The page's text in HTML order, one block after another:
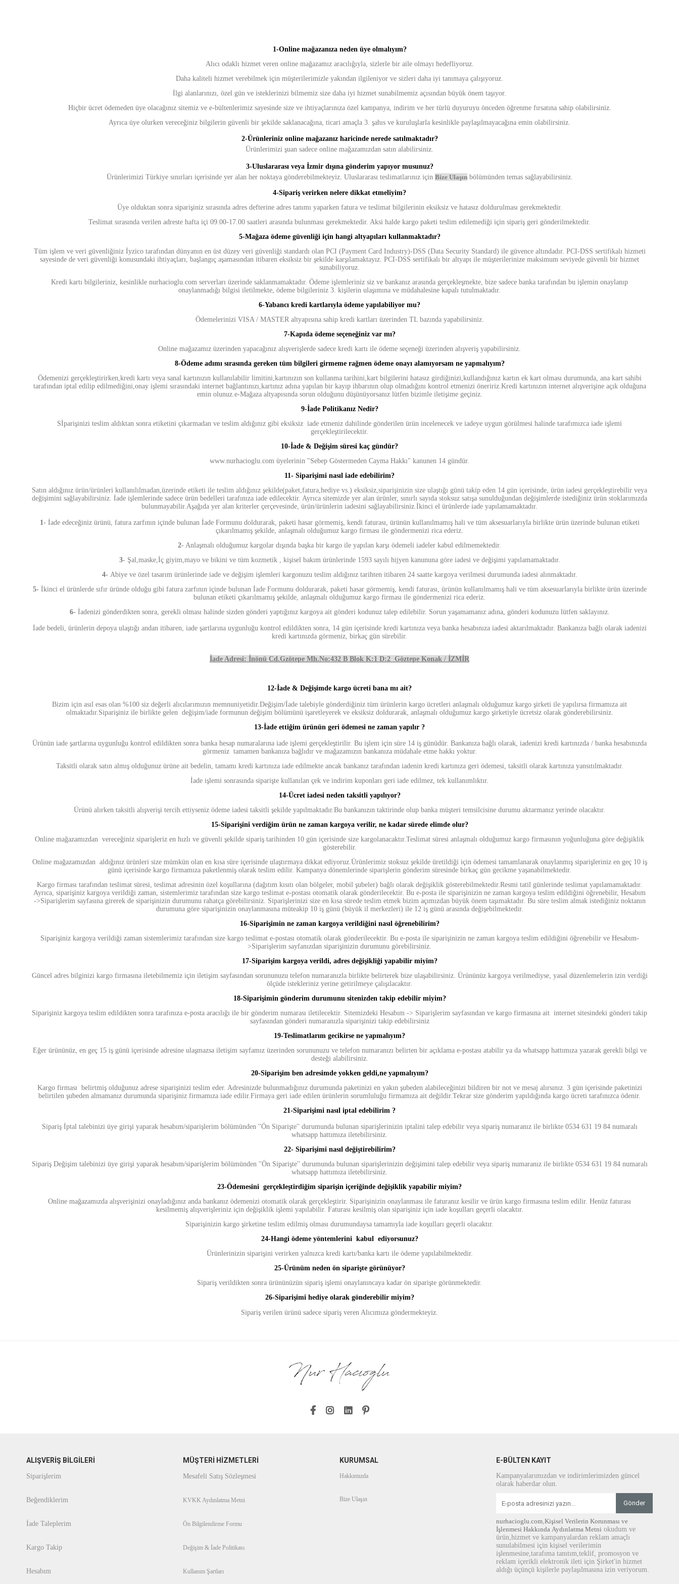
1-Online mağazanıza neden üye olmalıyım?
Alıcı odaklı hizmet veren online mağazamız aracılığıyla, sizlerle bir aile olmayı hedefliyoruz.
Daha kaliteli hizmet verebilmek için müşterilerimizle yakından ilgileniyor ve sizleri daha iyi tanımaya çalışıyoruz.
İlgi alanlarınızı, özel gün ve isteklerinizi bilmemiz size daha iyi hizmet sunabilmemiz açısından büyük önem taşıyor.
Hiçbir ücret ödemeden üye olacağınız sitemiz ve e-bültenlerimiz sayesinde size ve ihtiyaçlarınıza özel kampanya, indirim ve her türlü duyuruyu önceden öğrenme fırsatına sahip olabilirsiniz.
Ayrıca üye olurken vereceğiniz bilgilerin güvenli bir şekilde saklanacağına, ticari amaçla 3. şahıs ve kuruluşlarla kesinlikle paylaşılmayacağına emin olabilirsiniz.
2-Ürünleriniz online mağazanız haricinde nerede satılmaktadır?
Ürünlerimizi şuan sadece online mağazamızdan satın alabilirsiniz.
3-Uluslararası veya İzmir dışına gönderim yapıyor musunuz?
Ürünlerimizi Türkiye sınırları içerisinde yer alan her noktaya gönderebilmekteyiz. Uluslararası teslimatlarınız için BizeUlaşınbölümünden temas sağlayabilirsiniz.
4-Sipariş verirken nelere dikkat etmeliyim?
Üye olduktan sonra siparişiniz sırasında adres defterine adres tanımı yaparken fatura ve teslimat bilgilerinin eksiksiz ve hatasız doldurulması gerekmektedir.
Teslimat sırasında verilen adreste hafta içi 09.00-17.00 saatleri arasında bulunması gerekmektedir. Aksi halde kargo paketi teslim edilemediği için sipariş geri gönderilmektedir.
5-Mağaza ödeme güvenliği için hangi altyapıları kullanmaktadır?
Tüm işlem ve veri güvenliğiniz İyzico tarafından dünyanın en üst düzey veri güvenliği standardı olan PCI (Payment Card Industry)-DSS (Data Security Standard) ile güvence altındadır. PCI-DSS sertifikalı hizmeti
sayesinde de veri güvenliği konusundaki ihtiyaçları, başlangıç aşamasından itibaren eksiksiz bir şekilde karşılamaktayız. PCI-DSS sertifikalı bir altyapı ile müşterilerinize maksimum seviyede güvenli bir hizmet
sunabiliyoruz.
Kredi kartı bilgileriniz, kesinlikle nurhacioglu.com serverları üzerinde saklanmamaktadır. Ödeme işlemleriniz siz ve bankanız arasında gerçekleşmekte, bize sadece banka tarafından bu işlemin onaylanıp
onaylanmadığı bilgisi iletilmekte, ödeme bilgileriniz 3. kişilerin ulaşımına ve müdahalesine kapalı tutulmaktadır.
6-Yabancı kredi kartlarıyla ödeme yapılabiliyor mu?
Ödemelerinizi VISA / MASTER altyapısına sahip kredi kartları üzerinden TL bazında yapabilirsiniz.
7-Kapıda ödeme seçeneğiniz var mı?
Online mağazamız üzerinden yapacağınız alışverişlerde sadece kredi kartı ile ödeme seçeneği üzerinden alışveriş yapabilirsiniz.
8-Ödeme adımı sırasında gereken tüm bilgileri girmeme rağmen ödeme onayı alamıyorsam ne yapmalıyım?
Ödemenizi gerçekleştirirken,kredi kartı veya sanal kartınızın kullanılabilir limitini,kartınızın son kullanma tarihini,kart bilgilerini hatasız girdiğinizi,kullandığınız kartın ek kart olması durumunda, ana kart sahibi
tarafından iptal edilip edilmediğini,onay işlemi sırasındaki internet bağlantınızı,kartınız adına yapılan bir kayıp ihbarının olup olmadığını kontrol etmenizi öneririz.Kredi kartınızın internet alışverişine açık olduğuna
emin olunuz.e-Mağaza altyapısında sorun olduğunu düşünüyorsanız lütfen bizimle iletişime geçiniz.
9-İade Politikanız Nedir?
Sİparişinizi teslim aldıktan sonra etiketini çıkarmadan ve teslim aldığınız gibi eksiksiz iade etmeniz dahilinde gönderilen ürün incelenecek ve iadeye uygun görülmesi halinde tarafımızca iade işlemi
gerçekleştirilecektir.
10-İade & Değişim süresi kaç gündür?
www.nurhacioglu.com üyelerinin "Sebep Göstermeden Cayma Hakkı" kanunen 14 gündür.
11- Siparişimi nasıl iade edebilirim?
Satın aldığınız ürün/ürünleri kullanılılmadan,üzerinde etiketi ile teslim aldığınız şekilde(paket,fatura,hediye vs.) eksiksiz,siparişinizin size ulaştığı günü takip eden 14 gün içerisinde, ürün iadesi gerçekleştirebilir veya
değişimini sağlayabilirsiniz. İade işlemlerinde sadece ürün bedelleri tarafınıza iade edilecektir. Ayrıca sitemizde yer alan ürünler, sınırlı sayıda stoksuz satışa sunulduğundan değişimlerde istediğiniz ürün stoklarımızda
bulunmayabilir.Aşağıda yer alan kriterler çerçevesinde, ürün/ürünlerin iadesini sağlayabilirsiniz.İkinci el ürünlerde iade yapılamamaktadır.
1- İade edeceğiniz ürünü, fatura zarfının içinde bulunan İade Formunu doldurarak, paketi hasar görmemiş, kendi faturası, ürünün kullanılmamış hali ve tüm aksesuarlarıyla birlikte ürün üzerinde bulunan etiketi
çıkarılmamış şekilde, anlaşmalı olduğumuz kargo firması ile göndermenizi rica ederiz.
2- Anlaşmalı olduğumuz kargolar dışında başka bir kargo ile yapılan karşı ödemeli iadeler kabul edilmemektedir.
3- Şal,maske,İç giyim,mayo ve bikini ve tüm kozmetik , kişisel bakım ürünlerinde 1593 sayılı hijyen kanununa göre iadesi ve değişimi yapılamamaktadır.
4- Abiye ve özel tasarım ürünlerinde iade ve değişim işlemleri kargonuzu teslim aldığınız tarihten itibaren 24 saatte kargoya verilmesi durumunda iadesi alınmaktadır.
5- İkinci el ürünlerde sıfır üründe olduğu gibi fatura zarfının içinde bulunan İade Formunu doldurarak, paketi hasar görmemiş, kendi faturası, ürünün kullanılmamış hali ve tüm aksesuarlarıyla birlikte ürün üzerinde
bulunan etiketi çıkarılmamış şekilde, anlaşmalı olduğumuz kargo firması ile göndermenizi rica ederiz.
6- İadenizi gönderdikten sonra, gerekli olması halinde sizden gönderi yaptığınız kargoya ait gönderi kodunuz talep edilebilir. Sorun yaşamamanız adına, gönderi kodunuzu lütfen saklayınız.
İade bedeli, ürünlerin depoya ulaştığı andan itibaren, iade şartlarına uygunluğu kontrol edildikten sonra, 14 gün içerisinde kredi kartınıza veya banka hesabınıza iadesi aktarılmaktadır. Bankanıza bağlı olarak iadenizi
kredi kartınızda görmeniz, birkaç gün sürebilir.
İade Adresi: İnönü Cd.Gzötepe Mh.No:432 B Blok K:1 D:2 Göztepe Konak / İZMİR
12-İade & Değişimde kargo ücreti bana mı ait?
Bizim için asıl esas olan %100 siz değerli alıcılarımızın memnuniyetidir.Değişim/İade talebiyle gönderdiğiniz tüm ürünlerin kargo ücretleri anlaşmalı olduğumuz kargo şirketi ile yapılırsa firmamıza ait
olmaktadır.Siparişiniz ile birlikte gelen değişim/iade formunun değişim bölümünü işaretleyerek ve eksiksiz doldurarak, anlaşmalı olduğumuz kargo şirketiyle ücretsiz olarak gönderebilirsiniz.
13-İade ettiğim ürünün geri ödemesi ne zaman yapılır ?
Ürünün iade şartlarına uygunluğu kontrol edildikten sonra banka hesap numaralarına iade işlemi gerçekleştirilir. Bu işlem için süre 14 iş günüdür. Bankanıza bağlı olarak, iadenizi kredi kartınızda / banka hesabınızda
görmeniz tamamen bankanıza bağlıdır ve mağazamızın bankanıza müdahale etme hakkı yoktur.
Taksitli olarak satın almış olduğunuz ürüne ait bedelin, tamamı kredi kartınıza iade edilmekte ancak bankanız tarafından iadenin kredi kartınıza geri ödemesi, taksitli olarak kartınıza yansıtılmaktadır.
İade işlemi sonrasında siparişte kullanılan çek ve indirim kuponları geri iade edilmez, tek kullanımlıktır.
14-Ücret iadesi neden taksitli yapılıyor?
Ürünü alırken taksitli alışverişi tercih ettiyseniz ödeme iadesi taksitli şekilde yapılmaktadır.Bu bankanızın taktirinde olup banka müşteri temsilcisine durumu aktarmanız yerinde olacaktır.
15-Siparişini verdiğim ürün ne zaman kargoya verilir, ne kadar sürede elimde olur?
Online mağazamızdan vereceğiniz siparişleriz en hızlı ve güvenli şekilde sipariş tarihinden 10 gün içerisinde size kargolanacaktır.Teslimat süresi anlaşmalı olduğumuz kargo firmasının yoğunluğuna göre değişiklik
gösterebilir.
Online mağazamızdan aldığınız ürünleri size mümkün olan en kısa süre içerisinde ulaştırmaya dikkat ediyoruz.Ürünlerimiz stoksuz şekilde üretildiği için ödemesi tamamlanarak onaylanmış siparişleriniz en geç 10 iş
günü içerisinde kargo firmamıza paketlenmiş olarak teslim edilir. Kampanya dönemlerinde siparişlerin gönderim süresinde birkaç gün gecikme yaşanabilmektedir.
Kargo firması tarafından teslimat süresi, teslimat adresinin özel koşullarına (dağıtım kısıtı olan bölgeler, mobil şubeler) bağlı olarak değişiklik gösterebilmektedir.Resmi tatil günlerinde teslimat yapılamamaktadır.
Ayrıca, siparişiniz kargoya verildiği zaman, sistemlerimiz tarafından size kargo teslimat e-postası otomatik olarak gönderilecektir. Bu e-posta ile siparişinizin ne zaman kargoya teslim edildiğini öğrenebilir, Hesabım
->Siparişlerim sayfasına girerek de siparişinizin durumunu rahatça görebilirsiniz. Siparişlerinizi size en kısa sürede teslim etmek bizim açımızdan büyük önem taşımaktadır. Bu süre teslim almak istediğiniz noktanın
durumuna göre siparişinizin onaylanmasına müteakip 10 iş günü (büyük il merkezleri) ile 12 iş günü arasında değişebilmektedir.
16-Siparişimin ne zaman kargoya verildiğini nasıl öğrenebilirim?
Siparişiniz kargoya verildiği zaman sistemlerimiz tarafından size kargo teslimat e-postası otomatik olarak gönderilecektir. Bu e-posta ile siparişinizin ne zaman kargoya teslim edildiğini öğrenebilir ve Hesabım-
>Siparişlerim sayfanızdan siparişinizin durumunu görebilirsiniz.
17-Siparişim kargoya verildi, adres değişikliği yapabilirmiyim?
Güncel adres bilginizi kargo firmasına iletebilmemiz için iletişim sayfasından sorununuzu telefon numaranızla birlikte belirterek bize ulaşabilirsiniz. Ürününüz kargoya verilmediyse, yasal düzenlemelerin izin verdiği
ölçüde istekleriniz yerine getirilmeye çalışılacaktır.
18-Siparişimin gönderim durumunu sitenizden takip edebilir miyim?
Siparişiniz kargoya teslim edildikten sonra tarafınıza e-posta aracılığı ile bir gönderim numarası iletilecektir. Sitemizdeki Hesabım -> Siparişlerim sayfasından ve kargo firmasına ait internet sitesindeki gönderi takip
sayfasından gönderi numaranızla siparişinizi takip edebilirsiniz
19-Teslimatlarım gecikirse ne yapmalıyım?
Eğer ürününüz, en geç 15 iş günü içerisinde adresine ulaşmazsa iletişim sayfamız üzerinden sorununuzu ve telefon numaranızı belirten bir açıklama e-postası atabilir ya da whatsapp hattımıza yazarak gerekli bilgi ve
desteği alabilirsiniz.
20-Siparişim ben adresimde yokken geldi,ne yapmalıyım?
Kargo firması belirtmiş olduğunuz adrese siparişinizi teslim eder. Adresinizde bulunmadığınız durumunda paketinizi en yakın şubeden alabileceğinizi bildiren bir not ve mesaj alırsınız. 3 gün içerisinde paketinizi
belirtilen şubeden almamanız durumunda siparişiniz firmamıza iade edilir.Firmaya geri iade edilen ürünlerin sorumluluğu firmamıza ait değildir.Tekrar size gönderim yapıldığında kargo ücreti tarafınızca ödenir.
21-Siparişimi nasıl iptal edebilirim ?
Sipariş İptal talebinizi üye girişi yaparak hesabım/siparişlerim bölümünden ''Ön Siparişte'' durumunda bulunan siparişlerinizin iptalini talep edebilir veya sipariş numaranız ile birlikte 0534 631 19 84 numaralı
whatsapp hattımıza iletebilirsiniz.
22- Siparişimi nasıl değiştirebilirim?
Sipariş Değişim talebinizi üye girişi yaparak hesabım/siparişlerim bölümünden ''Ön Siparişte'' durumunda bulunan siparişlerinizin değişimini talep edebilir veya sipariş numaranız ile birlikte 0534 631 19 84 numaralı
whatsapp hattımıza iletebilirsiniz.
23-Ödemesini gerçekleştirdiğim siparişin içeriğinde değişiklik yapabilir miyim?
Online mağazamızda alışverişinizi onayladığınız anda bankanız ödemenizi otomatik olarak gerçekleştirir. Siparişinizin onaylanması ile faturanız kesilir ve ürün kargo firmasına teslim edilir. Henüz faturası
kesilmemiş alışverişleriniz için değişiklik işlemi yapılabilir. Faturası kesilmiş olan siparişiniz için iade koşulları geçerli olacaktır.
Siparişinizin kargo şirketine teslim edilmiş olması durumundaysa tamamıyla iade koşulları geçerli olacaktır.
24-Hangi ödeme yöntemlerini kabul ediyorsunuz?
Ürünlerinizin siparişini verirken yalnızca kredi kartı/banka kartı ile ödeme yapılabilmektedir.
25-Ürünüm neden ön siparişte görünüyor?
Sipariş verildikten sonra ürününüzün sipariş işlemi onaylanıncaya kadar ön siparişte görünmektedir.
26-Siparişimi hediye olarak gönderebilir miyim?
Sipariş verilen ürünü sadece sipariş veren Alıcımıza göndermekteyiz.
ALIŞVERİŞ BİLGİLERİ
Siparişlerim
Beğendiklerim
İade Taleplerim
Kargo Takip
Hesabım
MÜŞTERİ HİZMETLERİ
Mesafeli Satış Sözleşmesi
KVKK Aydınlatma Metni
Ön Bilgilendirme Formu
Değişim & İade Politikası
Kullanım Şartları
KURUMSAL
Hakkımızda
Bize Ulaşın
E-BÜLTEN KAYIT
Kampanyalarımızdan ve indirimlerimizden güncel
olarak haberdar olun.
Gönder
nurhacioglu.com,Kişisel Verilerin Korunması ve
İşlenmesi Hakkında Aydınlatma Metni okudum ve
ürün,hizmet ve kampanyalardan reklam amaçlı
sunulabilmesi için kişisel verilerimin
işlenmesine,tarafıma tanıtım,teklif, promosyon ve
reklam içerikli elektronik ileti için Şirket'in hizmet
aldığı üçünçü kişilerle paylaşılmasına izin veriyorum.